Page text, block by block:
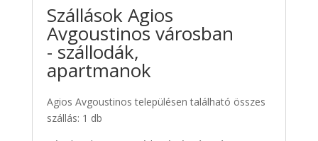
Szállások Agios
Avgoustinos városban
- szállodák,
apartmanok
Agios Avgoustinos településen található összes
szállás: 1 db